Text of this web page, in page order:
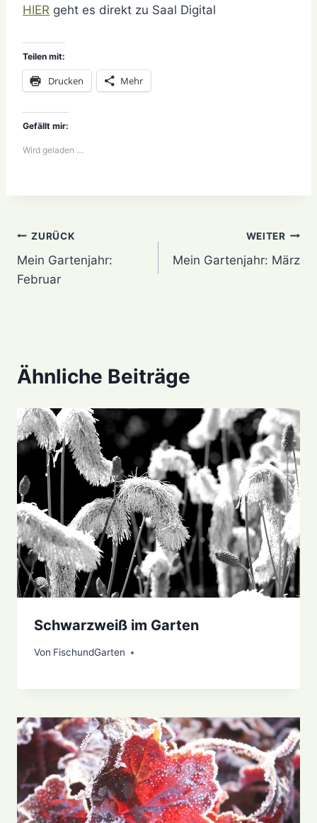
HIER geht es direkt zu Saal Digital
Teilen mit:
Drucken Mehr
Gefällt mir:
Wird geladen …
Beitragsnavigation
ZURÜCK
Mein Gartenjahr:
Februar
WEITER
Mein Gartenjahr: März
Ähnliche Beiträge
Schwarzweiß im Garten
Von FischundGarten
10. Oktober 2021